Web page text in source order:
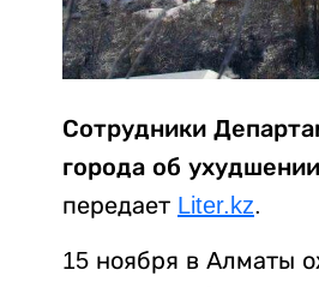
Сотрудники
города об
передает Liter.kz.
15 ноября в Алматы